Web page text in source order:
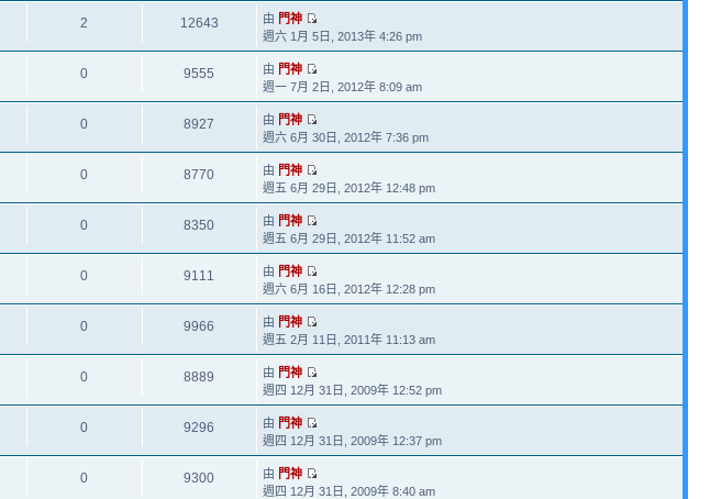
2 12643 由 門神
週六 1月 5日, 2013年 4:26 pm
0 9555 由 門神
週一 7月 2日, 2012年 8:09 am
0 8927 由 門神
週六 6月 30日, 2012年 7:36 pm
0 8770 由 門神
週五 6月 29日, 2012年 12:48 pm
0 8350 由 門神
週五 6月 29日, 2012年 11:52 am
0 9111 由 門神
週六 6月 16日, 2012年 12:28 pm
0 9966 由 門神
週五 2月 11日, 2011年 11:13 am
0 8889 由 門神
週四 12月 31日, 2009年 12:52 pm
0 9296 由 門神
週四 12月 31日, 2009年 12:37 pm
0 9300 由 門神
週四 12月 31日, 2009年 8:40 am